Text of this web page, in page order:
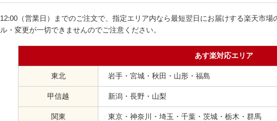
12:00（営業日）までのご注文で、指定エリア内なら最短翌日にお届けする楽天市
ル・変更が一切できませんのでご注意ください。
あす楽対応エリア
東北 岩手・宮城・秋田・山形・福島
甲信越 新潟・長野・山梨
関東 東京・神奈川・埼玉・千葉・茨城・栃木・群馬